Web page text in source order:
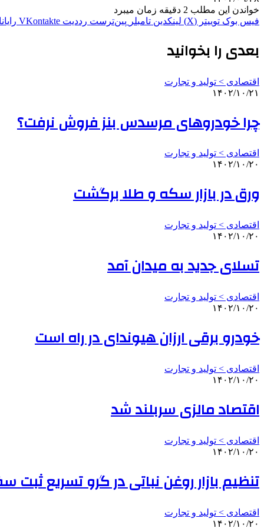
خواندن این مطلب 2 دقیقه زمان میبرد
فیس بوک توییتر (X) لینکدین ‫تامبلر ‫پین‌ترست ‫رددیت ‫VKontakte
بعدی را بخوانید
اقتصادی > تولید و تجارت
۱۴۰۲/۱۰/۲۱
چرا خودروهای مرسدس بنز فروش نرفت؟
اقتصادی > تولید و تجارت
۱۴۰۲/۱۰/۲۰
ورق در بازار سکه و طلا برگشت
اقتصادی > تولید و تجارت
۱۴۰۲/۱۰/۲۰
تسلای جدید به میدان آمد
اقتصادی > تولید و تجارت
۱۴۰۲/۱۰/۲۰
خودرو برقی ارزان هیوندای در راه است
اقتصادی > تولید و تجارت
۱۴۰۲/۱۰/۲۰
اقتصاد مالزی سربلند شد
اقتصادی > تولید و تجارت
۱۴۰۲/۱۰/۲۰
تنظیم بازار روغن نباتی در گرو تسریع
اقتصادی > تولید و تجارت
۱۴۰۲/۱۰/۲۰